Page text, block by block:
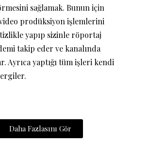
sağlamak. Bunun için
prodüksiyon işlemlerini
yapıp sizinle röportaj
takip eder ve kanalında
Ayrıca yaptığı tüm işleri kendi
Daha Fazlasını Gör